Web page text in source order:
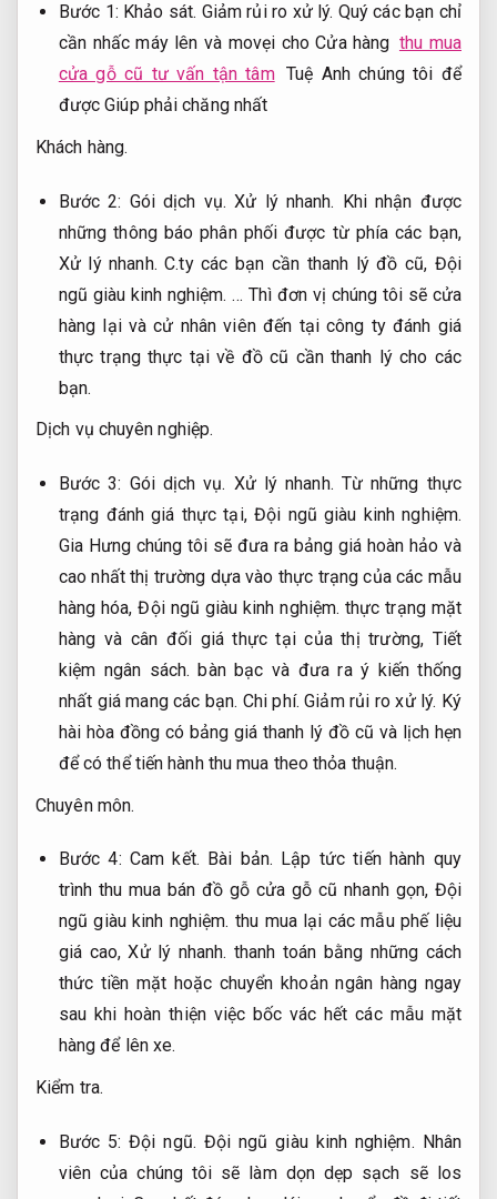
Bước 1: Khảo sát. Giảm rủi ro xử lý. Quý các bạn chỉ
cần nhấc máy lên và movẹi cho Cửa hàng thu mua
cửa gỗ cũ tư vấn tận tâm Tuệ Anh chúng tôi để
được Giúp phải chăng nhất
Khách hàng.
Bước 2: Gói dịch vụ. Xử lý nhanh. Khi nhận được
những thông báo phân phối được từ phía các bạn,
Xử lý nhanh. C.ty các bạn cần thanh lý đồ cũ, Đội
ngũ giàu kinh nghiệm. … Thì đơn vị chúng tôi sẽ cửa
hàng lại và cử nhân viên đến tại công ty đánh giá
thực trạng thực tại về đồ cũ cần thanh lý cho các
bạn.
Dịch vụ chuyên nghiệp.
Bước 3: Gói dịch vụ. Xử lý nhanh. Từ những thực
trạng đánh giá thực tại, Đội ngũ giàu kinh nghiệm.
Gia Hưng chúng tôi sẽ đưa ra bảng giá hoàn hảo và
cao nhất thị trường dựa vào thực trạng của các mẫu
hàng hóa,Đội ngũ giàu kinh nghiệm. thực trạng mặt
hàng và cân đối giá thực tại của thị trường, Tiết
kiệm ngân sách. bàn bạc và đưa ra ý kiến thống
nhất giá mang các bạn. Chi phí. Giảm rủi ro xử lý. Ký
hài hòa đồng có bảng giá thanh lý đồ cũ và lịch hẹn
để có thể tiến hành thu mua theo thỏa thuận.
Chuyên môn.
Bước 4: Cam kết. Bài bản. Lập tức tiến hành quy
trình thu mua bán đồ gỗ cửa gỗ cũ nhanh gọn, Đội
ngũ giàu kinh nghiệm. thu mua lại các mẫu phế liệu
giá cao,Xử lý nhanh. thanh toán bằng những cách
thức tiền mặt hoặc chuyển khoản ngân hàng ngay
sau khi hoàn thiện việc bốc vác hết các mẫu mặt
hàng để lên xe.
Kiểm tra.
Bước 5:Đội ngũ. Đội ngũ giàu kinh nghiệm. Nhân
viên của chúng tôi sẽ làm dọn dẹp sạch sẽ los